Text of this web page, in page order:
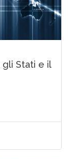
Stati e il